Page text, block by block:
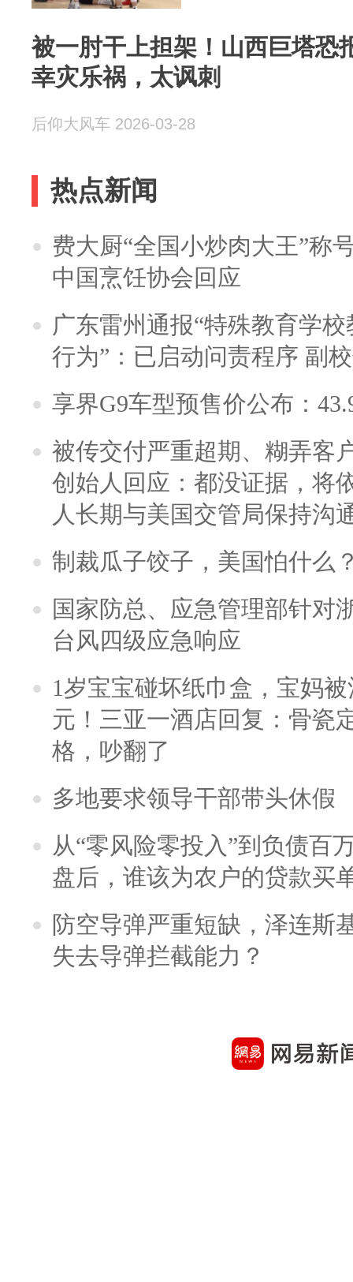
被一肘干上担架！山西巨塔恐
幸灾乐祸，太讽刺
后仰大风车 2026-03-28
热点新闻
费大厨“全国小炒肉大王”称
中国烹饪协会回应
广东雷州通报“特殊教育学
行为”：已启动问责程序 副
享界G9车型预售价公布：
被传交付严重超期、糊弄客
创始人回应：都没证据，将
人长期与美国交管局保持沟
制裁瓜子饺子，美国怕什么
国家防总、应急管理部针对
台风四级应急响应
1岁宝宝碰坏纸巾盒，宝妈
元！三亚一酒店回复：骨瓷
格，吵翻了
多地要求领导干部带头休假
从“零风险零投入”到负债百
盘后，谁该为农户的贷款买
防空导弹严重短缺，泽连斯
失去导弹拦截能力？